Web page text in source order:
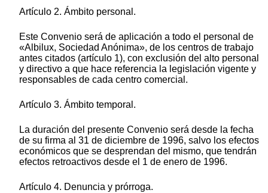
Artículo 2. Ámbito personal.
Este Convenio será de aplicación a todo el personal de
«Albilux, Sociedad Anónima», de los centros de trabajo
antes citados (artículo 1), con exclusión del alto personal
y directivo a que hace referencia la legislación vigente y
responsables de cada centro comercial.
Artículo 3. Ámbito temporal.
La duración del presente Convenio será desde la fecha
de su firma al 31 de diciembre de 1996, salvo los efectos
económicos que se desprendan del mismo, que tendrán
efectos retroactivos desde el 1 de enero de 1996.
Artículo 4. Denuncia y prórroga.